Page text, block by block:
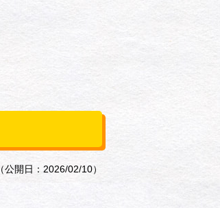
（公開日：2026/02/10）